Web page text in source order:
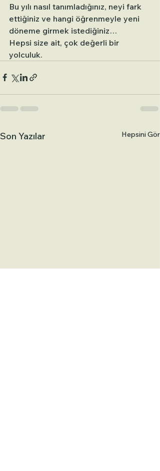
Bu yılı nasıl tanımladığınız, neyi fark
ettiğiniz ve hangi öğrenmeyle yeni
döneme girmek istediğiniz…
Hepsi size ait, çok değerli bir
yolculuk.
Son Yazılar Hepsini Gör